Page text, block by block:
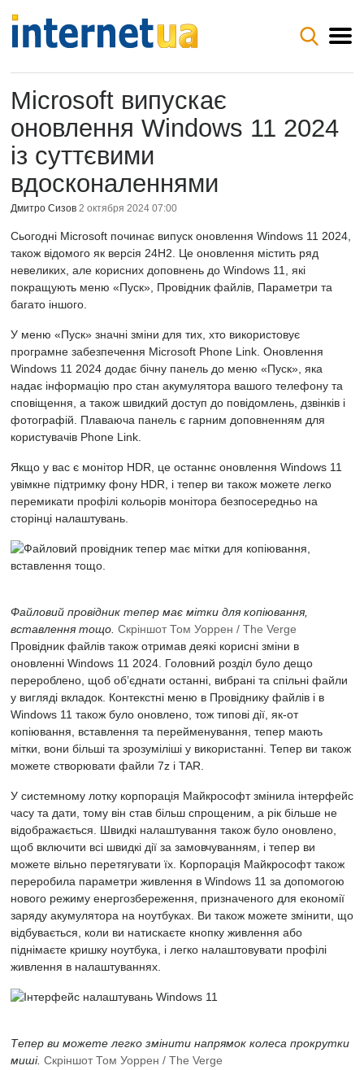
Microsoft випускає
оновлення Windows 11 2024
із суттєвими
вдосконаленнями
Дмитро Сизов 2 октября 2024 07:00
Сьогодні Microsoft починає випуск оновлення Windows 11 2024,
також відомого як версія 24H2. Це оновлення містить ряд
невеликих, але корисних доповнень до Windows 11, які
покращують меню «Пуск», Провідник файлів, Параметри та
багато іншого.
У меню «Пуск» значні зміни для тих, хто використовує
програмне забезпечення Microsoft Phone Link. Оновлення
Windows 11 2024 додає бічну панель до меню «Пуск», яка
надає інформацію про стан акумулятора вашого телефону та
сповіщення, а також швидкий доступ до повідомлень, дзвінків і
фотографій. Плаваюча панель є гарним доповненням для
користувачів Phone Link.
Якщо у вас є монітор HDR, це останнє оновлення Windows 11
увімкне підтримку фону HDR, і тепер ви також можете легко
перемикати профілі кольорів монітора безпосередньо на
сторінці налаштувань.
Файловий провідник тепер має мітки для копіювання,
вставлення тощо. Скріншот Том Уоррен / The Verge
Провідник файлів також отримав деякі корисні зміни в
оновленні Windows 11 2024. Головний розділ було дещо
перероблено, щоб об’єднати останні, вибрані та спільні файли
у вигляді вкладок. Контекстні меню в Провіднику файлів і в
Windows 11 також було оновлено, тож типові дії, як-от
копіювання, вставлення та перейменування, тепер мають
мітки, вони більші та зрозуміліші у використанні. Тепер ви також
можете створювати файли 7z і TAR.
У системному лотку корпорація Майкрософт змінила інтерфейс
часу та дати, тому він став більш спрощеним, а рік більше не
відображається. Швидкі налаштування також було оновлено,
щоб включити всі швидкі дії за замовчуванням, і тепер ви
можете вільно перетягувати їх. Корпорація Майкрософт також
переробила параметри живлення в Windows 11 за допомогою
нового режиму енергозбереження, призначеного для економії
заряду акумулятора на ноутбуках. Ви також можете змінити, що
відбувається, коли ви натискаєте кнопку живлення або
піднімаєте кришку ноутбука, і легко налаштовувати профілі
живлення в налаштуваннях.
Тепер ви можете легко змінити напрямок колеса прокрутки
миші. Скріншот Том Уоррен / The Verge